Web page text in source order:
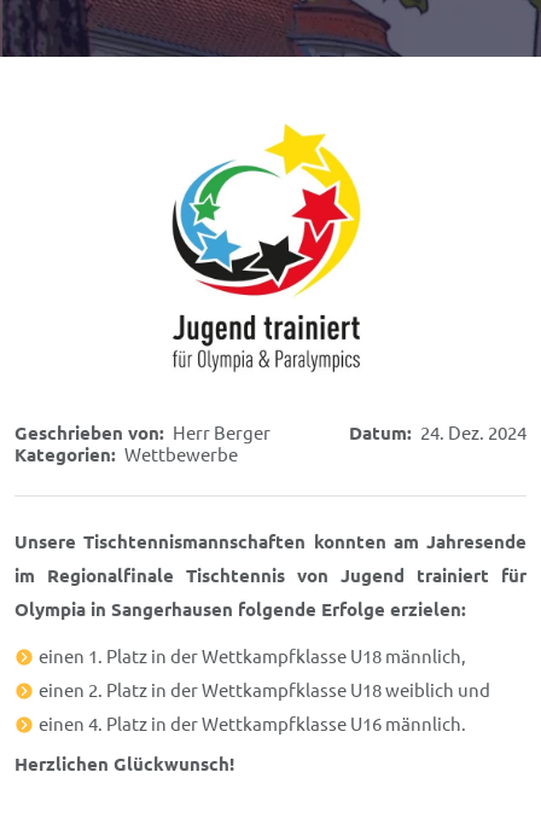
Geschrieben von: Herr Berger Datum: 24. Dez. 2024
Kategorien: Wettbewerbe
Unsere Tischtennismannschaften konnten am Jahresende
im Regionalfinale Tischtennis von Jugend trainiert für
Olympia in Sangerhausen folgende Erfolge erzielen:
einen 1. Platz in der Wettkampfklasse U18 männlich,
einen 2. Platz in der Wettkampfklasse U18 weiblich und
einen 4. Platz in der Wettkampfklasse U16 männlich.
Herzlichen Glückwunsch!